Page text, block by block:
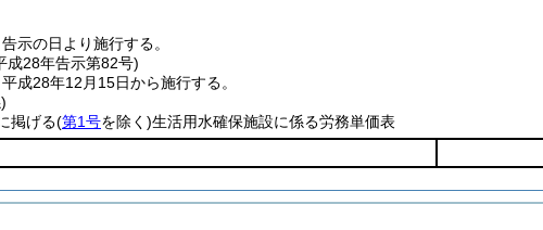
示の日より施行する。
成28年告示第82号)
成28年12月15日から施行する。
掲げる(第1号を除く)生活用水確保施設に係る労務単価表